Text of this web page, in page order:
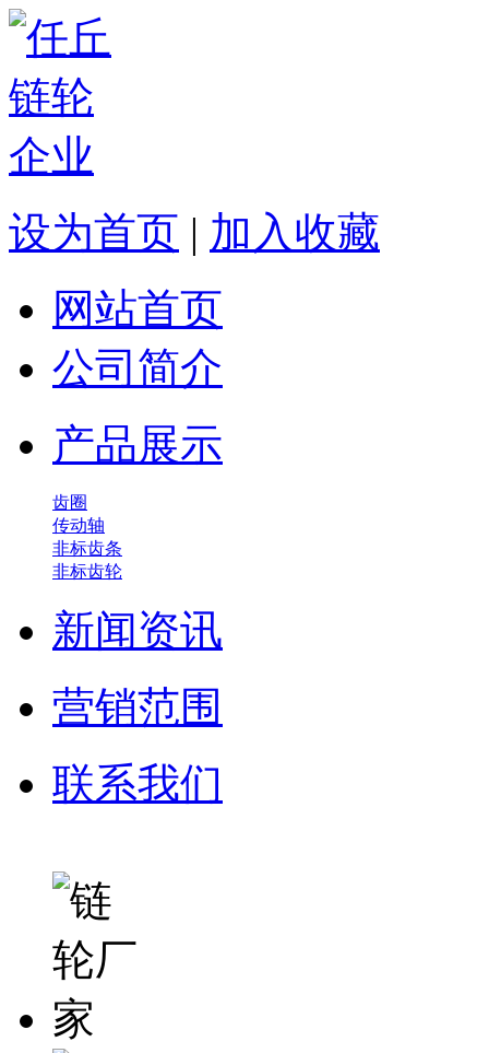
设为首页 | 加入收藏
网站首页
公司简介
产品展示
齿圈
传动轴
非标齿条
非标齿轮
新闻资讯
营销范围
联系我们